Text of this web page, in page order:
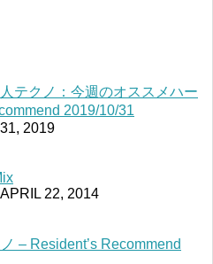
テクノ：今週のオススメハー
2019/10/31
2019
APRIL 22, 2014
– Resident’s Recommend